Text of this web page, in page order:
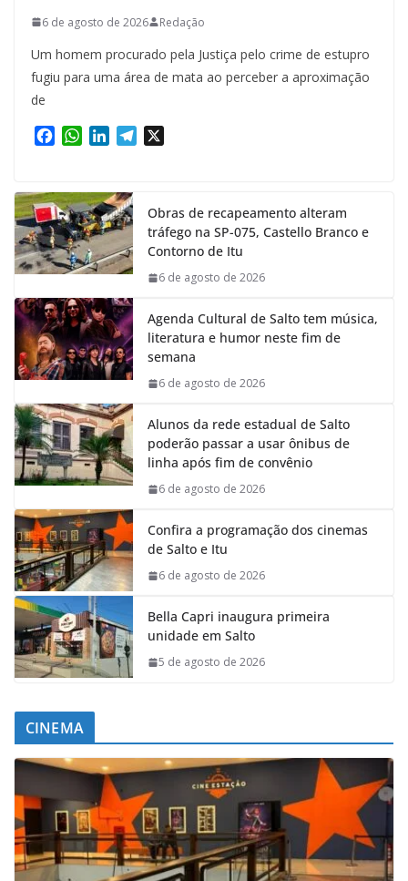
6 de agosto de 2026 Redação
Um homem procurado pela Justiça pelo crime de estupro
fugiu para uma área de mata ao perceber a aproximação
de
e
b
o
o
k
W
t
s
A
p
p
k
e
d
I
n
m
Obras de recapeamento alteram
tráfego na SP-075, Castello Branco e
Contorno de Itu
6 de agosto de 2026
Agenda Cultural de Salto tem música,
literatura e humor neste fim de
semana
6 de agosto de 2026
Alunos da rede estadual de Salto
poderão passar a usar ônibus de
linha após fim de convênio
6 de agosto de 2026
Confira a programação dos cinemas
de Salto e Itu
6 de agosto de 2026
Bella Capri inaugura primeira
unidade em Salto
5 de agosto de 2026
CINEMA